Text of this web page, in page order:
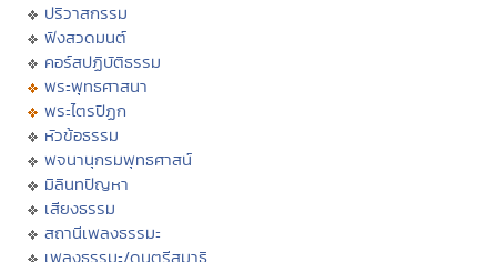
ปริวาสกรรม
ฟังสวดมนต์
คอร์สปฏิบัติธรรม
พระพุทธศาสนา
พระไตรปิฏก
หัวข้อธรรม
พจนานุกรมพุทธศาสน์
มิลินทปัญหา
เสียงธรรม
สถานีเพลงธรรมะ
เพลงธรรมะ/ดนตรีสมาธิ